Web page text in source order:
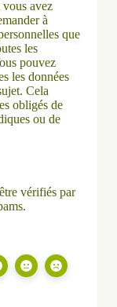
vous avez
à
que
les
pouvez
les données
Cela
obligés de
ou de
vérifiés par